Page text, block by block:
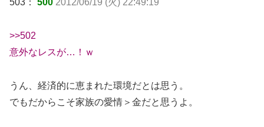
503： 500 2012/06/19 (火) 22:49:19
>>502
意外なレスが…！ｗ
うん、経済的に恵まれた環境だとは思う。
でもだからこそ家族の愛情＞金だと思うよ。